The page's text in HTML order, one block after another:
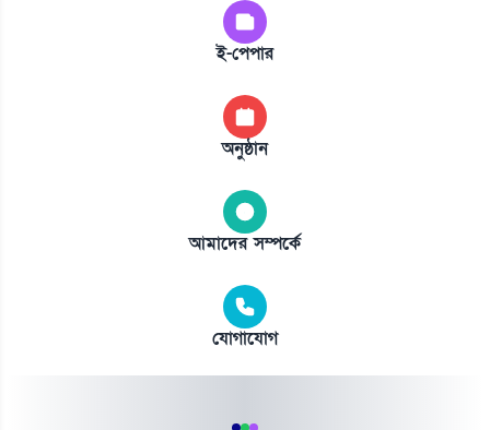
ই-পেপার
অনুষ্ঠান
আমাদের সম্পর্কে
যোগাযোগ